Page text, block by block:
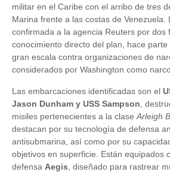
militar en el Caribe con el arribo de tres
Marina frente a las costas de Venezuela.
confirmada a la agencia Reuters por dos
conocimiento directo del plan, hace
gran escala contra organizaciones de
considerados por Washington como
Las embarcaciones identificadas son el
Jason Dunham y USS Sampson ,
misiles pertenecientes a la clase Arleigh
destacan por su tecnología de defensa
antisubmarina, así como por su
objetivos en superficie. Están equipados
defensa Aegis , diseñado para rastrear